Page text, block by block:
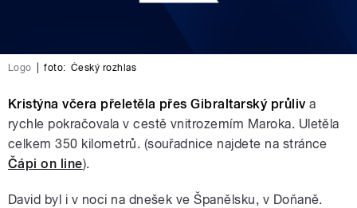
Logo foto: Český rozhlas
Kristýna včera přeletěla přes Gibraltarský průliv a
rychle pokračovala v cestě vnitrozemím Maroka. Uletěla
celkem 350 kilometrů. (souřadnice najdete na stránce
Čápi on line).
David byl i v noci na dnešek ve Španělsku, v Doňaně.